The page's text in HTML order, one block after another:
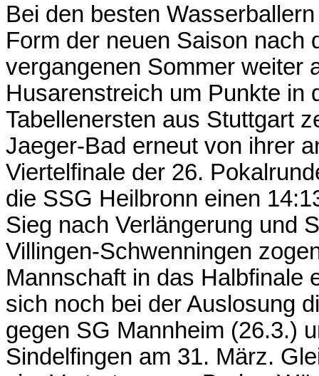
Bei den besten
Form der neuen Saison nach
vergangenen Sommer weiter
Husarenstreich um Punkte in
Tabellenersten aus Stuttgart
Jaeger-Bad erneut von ihrer
Viertelfinale der 26.
die SSG Heilbronn einen
Sieg nach Verlängerung und
Villingen-Schwenningen
Mannschaft in das Halbfinale
sich noch bei der Auslosung
gegen SG Mannheim (26.3.)
Sindelfingen am 31. März.